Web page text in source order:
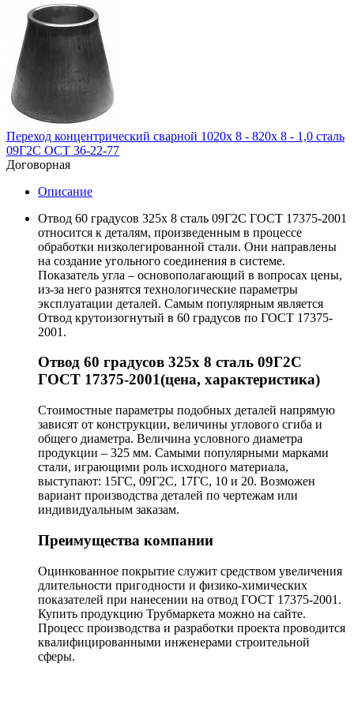
Переход концентрический сварной 1020х 8 - 820х 8 - 1,0 сталь
09Г2С ОСТ 36-22-77
Договорная
Описание
Отвод 60 градусов 325х 8 сталь 09Г2С ГОСТ 17375-2001
относится к деталям, произведенным в процессе
обработки низколегированной стали. Они направлены
на создание угольного соединения в системе.
Показатель угла – основополагающий в вопросах цены,
из-за него разнятся технологические параметры
эксплуатации деталей. Самым популярным является
Отвод крутоизогнутый в 60 градусов по ГОСТ 17375-
2001.
Отвод 60 градусов 325х 8 сталь 09Г2С
ГОСТ 17375-2001(цена, характеристика)
Стоимостные параметры подобных деталей напрямую
зависят от конструкции, величины углового сгиба и
общего диаметра. Величина условного диаметра
продукции – 325 мм. Самыми популярными марками
стали, играющими роль исходного материала,
выступают: 15ГС, 09Г2С, 17ГС, 10 и 20. Возможен
вариант производства деталей по чертежам или
индивидуальным заказам.
Преимущества компании
Оцинкованное покрытие служит средством увеличения
длительности пригодности и физико-химических
показателей при нанесении на отвод ГОСТ 17375-2001.
Купить продукцию Трубмаркета можно на сайте.
Процесс производства и разработки проекта проводится
квалифицированными инженерами строительной
сферы.